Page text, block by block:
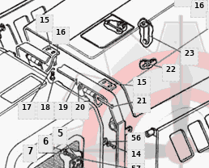
5
6
7 14
15
15
16
16
17 18 19 20
21
22
23
56